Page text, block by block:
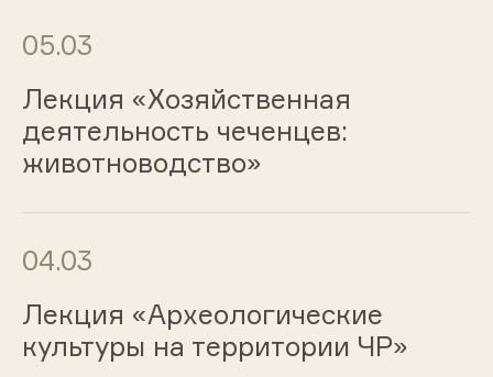
05.03
Лекция «Хозяйственная
деятельность чеченцев:
животноводство»
04.03
Лекция «Археологические
культуры на территории ЧР»